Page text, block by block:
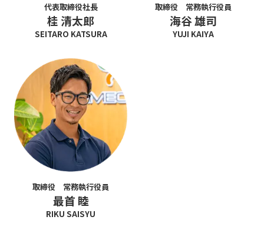
代表取締役社長
桂 清太郎
SEITARO KATSURA
取締役 常務執行役員
海谷 雄司
YUJI KAIYA
取締役 常務執行役員
最首 睦
RIKU SAISYU